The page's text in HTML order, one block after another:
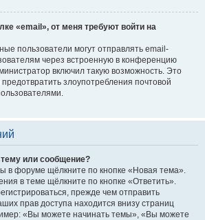
«email», от меня требуют войти на
пользователи могут отправлять email-
через встроенную в конференцию
включил такую возможность. Это
злоупотребления почтовой
или сообщение?
в форуме щёлкните по кнопке «Новая тема».
в теме щёлкните по кнопке «Ответить».
прежде чем отправить
прав доступа находится внизу страниц
«Вы можете начинать темы», «Вы можете